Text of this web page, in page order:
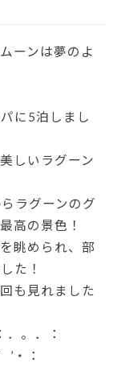
ーンは夢のよ
に5泊しまし
しいラグーン
ラグーンのグ
高の景色！
眺められ、部
た！
も見れました
。．：
・：